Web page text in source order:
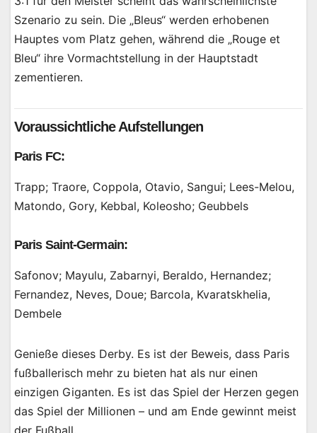
Szenario zu sein. Die „Bleus“ werden erhobenen
Hauptes vom Platz gehen, während die „Rouge et
Bleu“ ihre Vormachtstellung in der Hauptstadt
zementieren.
Voraussichtliche Aufstellungen
Paris FC:
Trapp; Traore, Coppola, Otavio, Sangui; Lees-Melou,
Matondo, Gory, Kebbal, Koleosho; Geubbels
Paris Saint-Germain:
Safonov; Mayulu, Zabarnyi, Beraldo, Hernandez;
Fernandez, Neves, Doue; Barcola, Kvaratskhelia,
Dembele
Genieße dieses Derby. Es ist der Beweis, dass Paris
fußballerisch mehr zu bieten hat als nur einen
einzigen Giganten. Es ist das Spiel der Herzen gegen
das Spiel der Millionen – und am Ende gewinnt meist